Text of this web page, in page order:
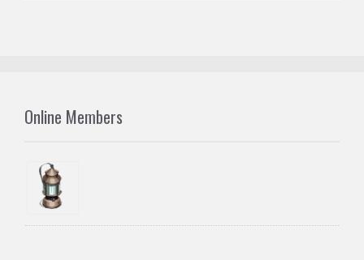
Online Members